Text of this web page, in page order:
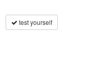
test yourself